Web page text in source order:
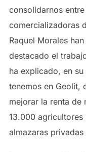
consolidarnos
comercializadoras
Raquel Morales
destacado el
ha explicado, en
tenemos en Geolit,
mejorar la renta de
13.000
almazaras